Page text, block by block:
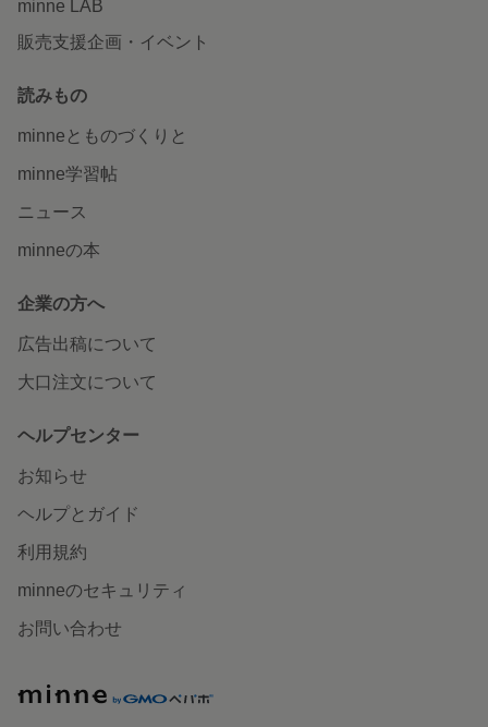
minne LAB
販売支援企画・イベント
読みもの
minneとものづくりと
minne学習帖
ニュース
minneの本
企業の方へ
広告出稿について
大口注文について
ヘルプセンター
お知らせ
ヘルプとガイド
利用規約
minneのセキュリティ
お問い合わせ